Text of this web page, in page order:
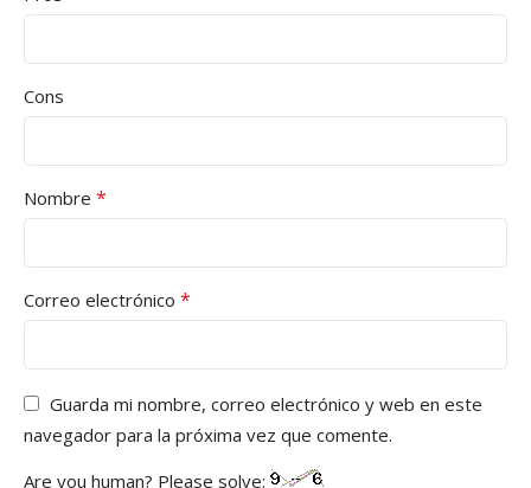
Cons
Nombre *
Correo electrónico *
Guarda mi nombre, correo electrónico y web en este
navegador para la próxima vez que comente.
Are you human? Please solve: